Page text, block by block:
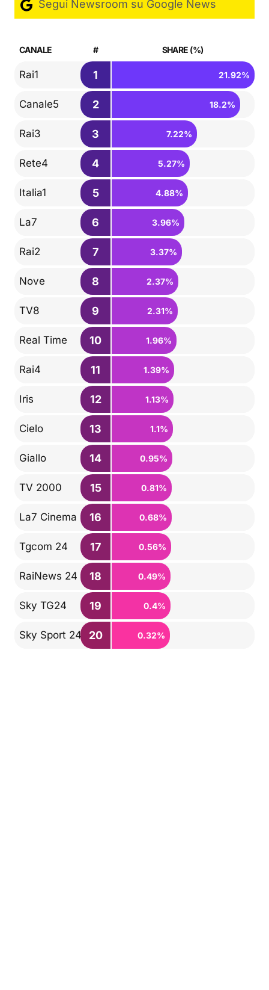
Segui Newsroom su Google News
CANALE # SHARE (%)
Rai1 1 21.92%
Canale5 2 18.2%
Rai3 3 7.22%
Rete4 4 5.27%
Italia1 5 4.88%
La7 6 3.96%
Rai2 7 3.37%
Nove 8 2.37%
TV8 9 2.31%
Real Time 10 1.96%
Rai4 11 1.39%
Iris 12 1.13%
Cielo 13 1.1%
Giallo 14 0.95%
TV 2000 15 0.81%
La7 Cinema 16 0.68%
Tgcom 24 17 0.56%
RaiNews 24 18 0.49%
Sky TG24 19 0.4%
Sky Sport 24 20 0.32%